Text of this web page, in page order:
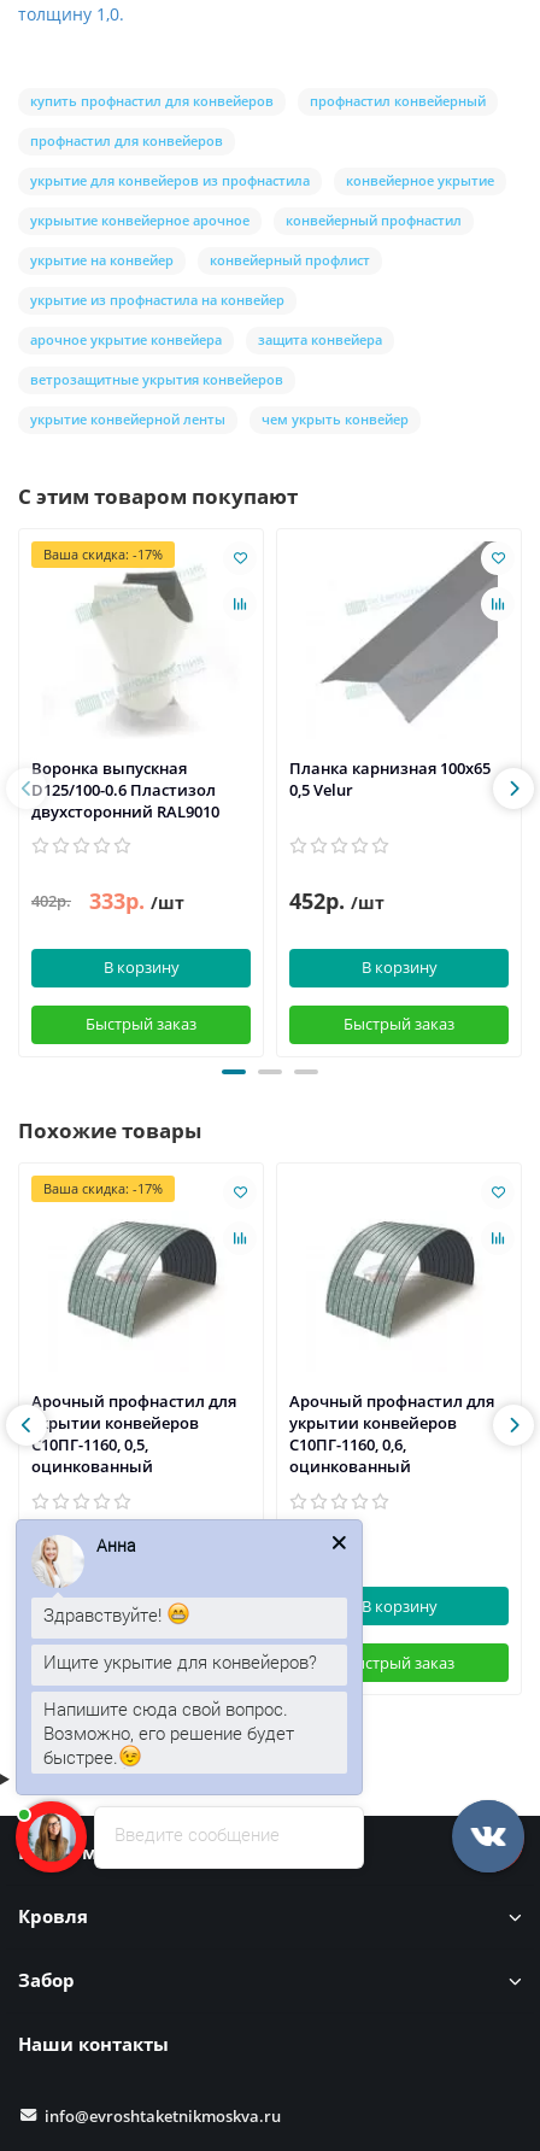
толщину 1,0.
купить профнастил для конвейеров профнастил конвейерный
профнастил для конвейеров
укрытие для конвейеров из профнастила конвейерное укрытие
укрыытие конвейерное арочное конвейерный профнастил
укрытие на конвейер конвейерный профлист
укрытие из профнастила на конвейер
арочное укрытие конвейера защита конвейера
ветрозащитные укрытия конвейеров
укрытие конвейерной ленты чем укрыть конвейер
С этим товаром покупают
Ваша скидка: -17%
Воронка выпускная
D125/100-0.6 Пластизол
двухсторонний RAL9010
402р. 333р. /шт
В корзину
Быстрый заказ
Планка карнизная 100х65
0,5 Velur
452р. /шт
В корзину
Быстрый заказ
Похожие товары
Ваша скидка: -17%
Арочный профнастил для
укрытии конвейеров
С10ПГ-1160, 0,5,
оцинкованный
1072р. 890р.
В корзину
Быстрый заказ
Арочный профнастил для
укрытии конвейеров
С10ПГ-1160, 0,6,
оцинкованный
991р.
В корзину
Быстрый заказ
Информация
Кровля
Забор
Наши контакты
info@evroshtaketnikmoskva.ru
Введите сообщение
Анна
Здравствуйте!
Ищите укрытие для конвейеров?
Напишите сюда свой вопрос.
Возможно, его решение будет
быстрее.